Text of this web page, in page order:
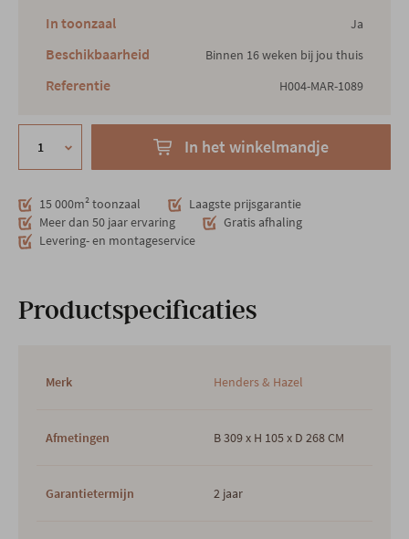
In toonzaal Ja
Beschikbaarheid Binnen 16 weken bij jou thuis
Referentie H004-MAR-1089
In het winkelmandje
15 000m² toonzaal
Laagste prijsgarantie
Meer dan 50 jaar ervaring
Gratis afhaling
Levering- en montageservice
Productspecificaties
Merk Henders & Hazel
Afmetingen B 309 x H 105 x D 268 CM
Garantietermijn 2 jaar